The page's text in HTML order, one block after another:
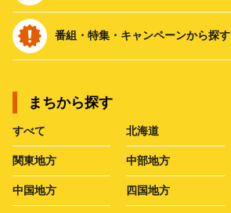
番組・特集・キャンペーンから探す
まちから探す
すべて 北海道
関東地方 中部地方
中国地方 四国地方